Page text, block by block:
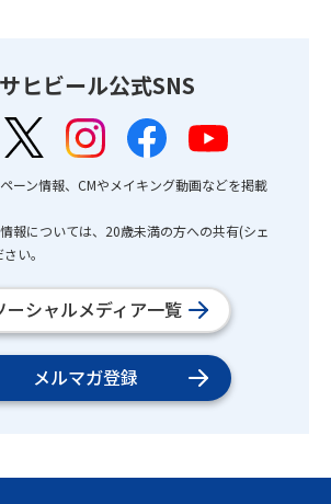
ヒビール公式SNS
ーン情報、CMやメイキング動画などを掲載
報については、20歳未満の方への共有(シェ
い。
ーシャルメディア一覧
メルマガ登録